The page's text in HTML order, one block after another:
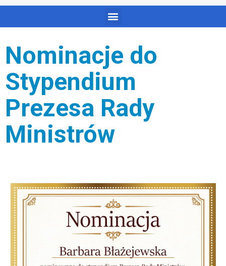
Nominacje do
Stypendium
Prezesa Rady
Ministrów